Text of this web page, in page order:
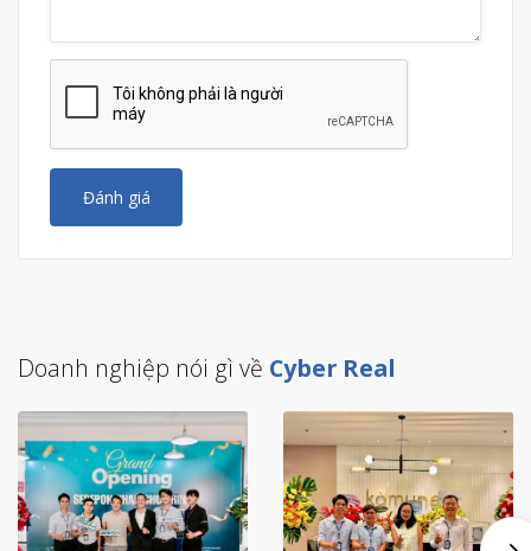
Đánh giá
Doanh nghiệp nói gì về Cyber Real